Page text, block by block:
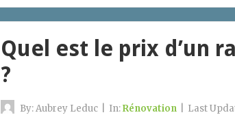
Quel est le prix d’un
?
By:Aubrey Leduc In:Rénovation Last